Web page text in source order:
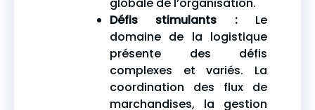
globale de l’organisation.
Défis stimulants :Le
domaine de la logistique
présente des défis
complexes et variés. La
coordination des flux de
marchandises, la gestion